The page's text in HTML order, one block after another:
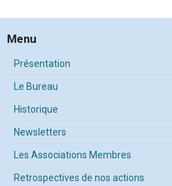
Menu
Présentation
Le Bureau
Historique
Newsletters
Les Associations Membres
Retrospectives de nos actions